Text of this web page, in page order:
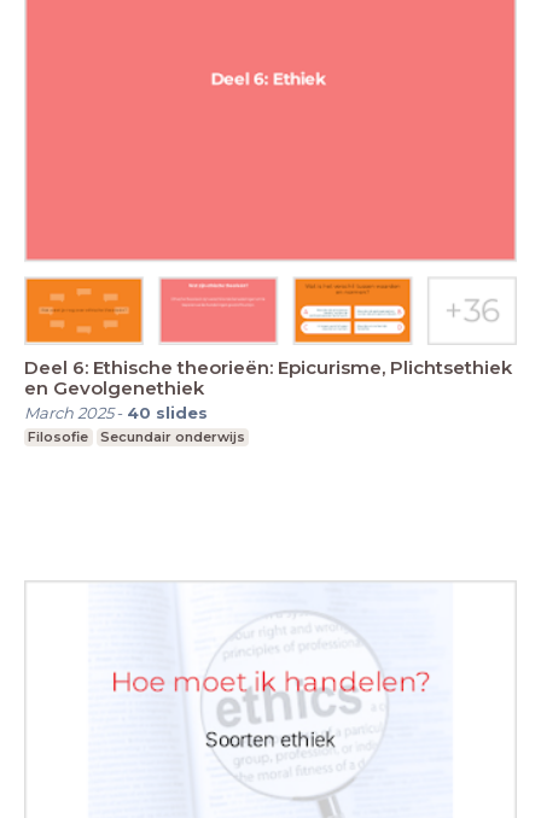
Deel 6: Ethische theorieën: Epicurisme, Plichtsethiek
en Gevolgenethiek
March 2025- 40 slides
Filosofie Secundair onderwijs